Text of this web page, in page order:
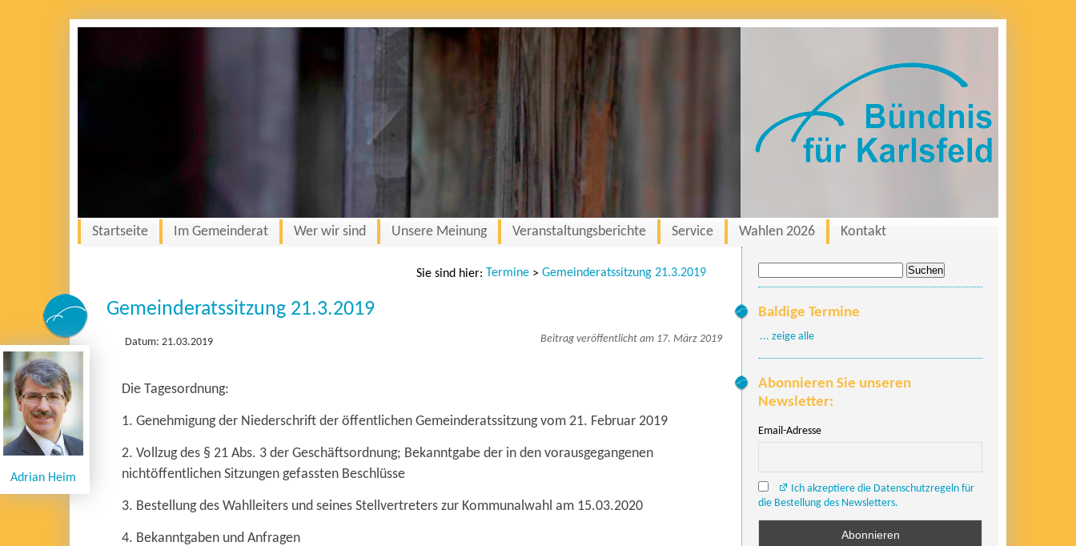
Startseite Im Gemeinderat Wer wir sind Unsere Meinung Veranstaltungsberichte Service Wahlen 2026 Kontakt
Sie sind hier: Termine > Gemeinderatssitzung 21.3.2019
Gemeinderatssitzung 21.3.2019
Datum: 21.03.2019 Beitrag veröffentlicht am 17. März 2019
Adrian Heim
Die Tagesordnung:
1. Genehmigung der Niederschrift der öffentlichen Gemeinderatssitzung vom 21. Februar 2019
2. Vollzug des § 21 Abs. 3 der Geschäftsordnung; Bekanntgabe der in den vorausgegangenen
nichtöffentlichen Sitzungen gefassten Beschlüsse
3. Bestellung des Wahlleiters und seines Stellvertreters zur Kommunalwahl am 15.03.2020
4. Bekanntgaben und Anfragen
nach:
Baldige Termine
... zeige alle
Abonnieren Sie unseren
Newsletter:
Email-Adresse
Ich akzeptiere die Datenschutzregeln für
die Bestellung des Newsletters.